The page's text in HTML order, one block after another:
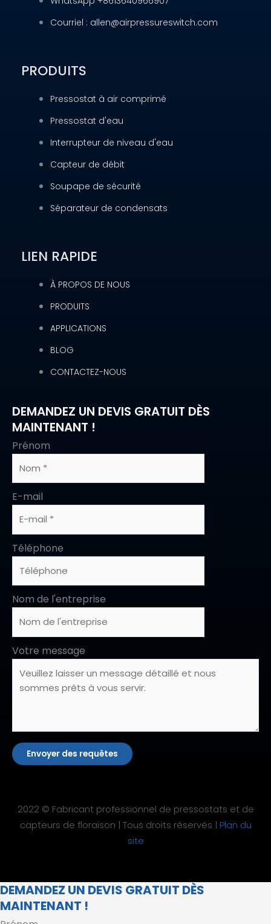
Courriel : allen@airpressureswitch.com
PRODUITS
Pressostat à air comprimé
Pressostat d'eau
Interrupteur de niveau d'eau
Capteur de débit
Soupape de sécurité
Séparateur de condensats
LIEN RAPIDE
À PROPOS DE NOUS
PRODUITS
APPLICATIONS
BLOG
CONTACTEZ-NOUS
DEMANDEZ UN DEVIS GRATUIT DÈS
MAINTENANT !
Prénom
E-mail
Téléphone
Nom de l'entreprise
Votre message
Envoyer des requêtes
2022 © Fabricant professionnel de pressostats et de
capteurs de floraison | Tous droits réservés | Plan du
site
DEMANDEZ UN DEVIS GRATUIT DÈS
MAINTENANT !